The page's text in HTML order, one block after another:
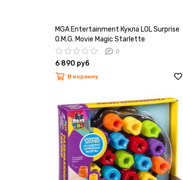
MGA Entertainment Кукла LOL Surprise
O.M.G. Movie Magic Starlette
0
6 890 руб
В корзину